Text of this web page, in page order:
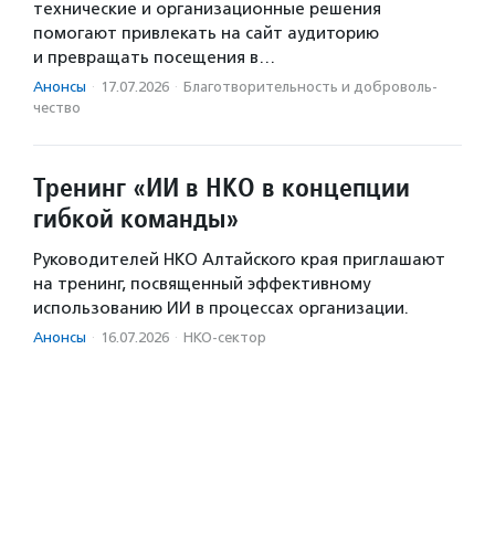
технические и организационные решения
помогают привлекать на сайт аудиторию
и превращать посещения в…
Анонсы · 17.07.2026 · Благотвори­тель­ность и доброволь­
чест­во
Тренинг «ИИ в НКО в концепции
гибкой команды»
Руководителей НКО Алтайского края приглашают
на тренинг, посвященный эффективному
использованию ИИ в процессах организации.
Анонсы · 16.07.2026 · НКО-сектор